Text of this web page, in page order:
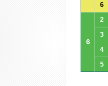
6
6
2
3
4
5